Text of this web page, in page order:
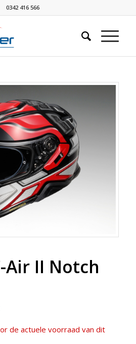
0342 416 566
Air II Notch
de actuele voorraad van dit